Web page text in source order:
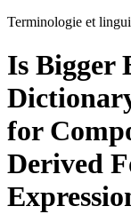
Terminologie et
Is Bigger
for
Derived